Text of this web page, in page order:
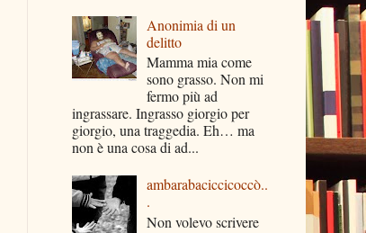
Anonimia di un
delitto
Mamma mia come
sono grasso. Non mi
fermo più ad
ingrassare. Ingrasso giorgio per
giorgio, una traggedia. Eh… ma
non è una cosa di ad...
ambarabaciccicoccò..
.
Non volevo scrivere